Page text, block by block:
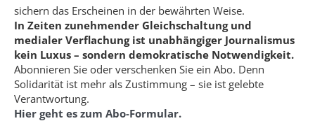
sichern das Erscheinen in der bewährten Weise.
In Zeiten zunehmender Gleichschaltung und
medialer Verflachung ist unabhängiger Journalismus
kein Luxus – sondern demokratische Notwendigkeit.
Abonnieren Sie oder verschenken Sie ein Abo. Denn
Solidarität ist mehr als Zustimmung – sie ist gelebte
Verantwortung.
Hier geht es zum Abo-Formular.